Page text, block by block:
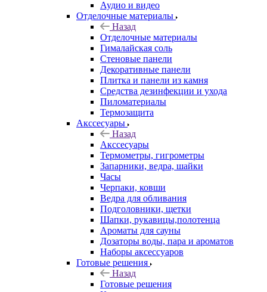
Аудио и видео
Отделочные материалы
Назад
Отделочные материалы
Гималайская соль
Стеновые панели
Декоративные панели
Плитка и панели из камня
Средства дезинфекции и ухода
Пиломатериалы
Термозащита
Аксcесуары
Назад
Аксcесуары
Термометры, гигрометры
Запарники, ведра, шайки
Часы
Черпаки, ковши
Ведра для обливания
Подголовники, щетки
Шапки, рукавицы,полотенца
Ароматы для сауны
Дозаторы воды, пара и ароматов
Наборы аксессуаров
Готовые решения
Назад
Готовые решения